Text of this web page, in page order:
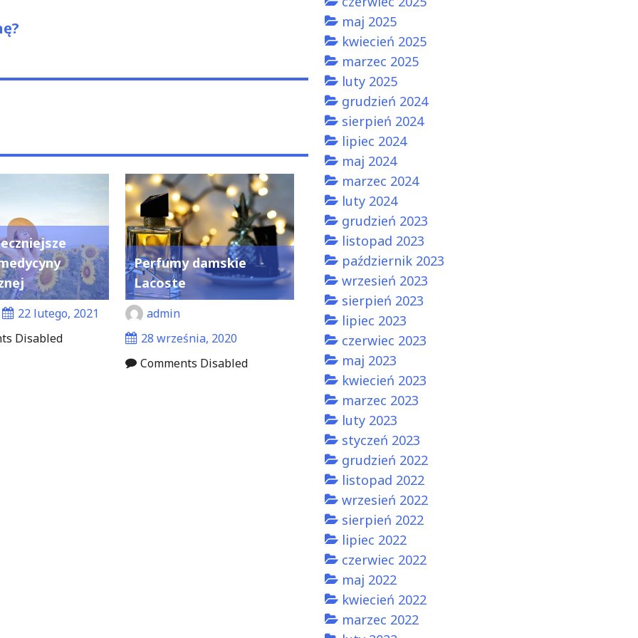
22 lutego, 2021
Disabled
Perfumy damskie
Lacoste
admin
28 września, 2020
Comments Disabled
maj 2025
kwiecień 2025
marzec 2025
luty 2025
grudzień 2024
sierpień 2024
lipiec 2024
maj 2024
marzec 2024
luty 2024
grudzień 2023
listopad 2023
październik 2023
wrzesień 2023
sierpień 2023
lipiec 2023
czerwiec 2023
maj 2023
kwiecień 2023
marzec 2023
luty 2023
styczeń 2023
grudzień 2022
listopad 2022
wrzesień 2022
sierpień 2022
lipiec 2022
czerwiec 2022
maj 2022
kwiecień 2022
marzec 2022